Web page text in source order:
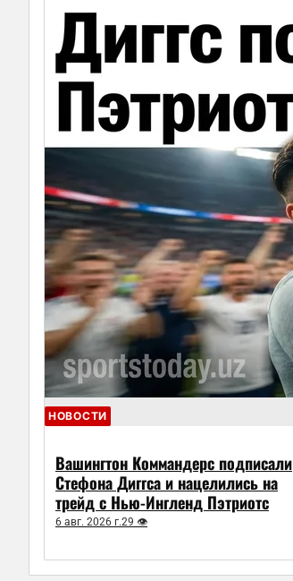
НОВОСТИ
Вашингтон Коммандерс подписали
Стефона Диггса и нацелились на
трейд с Нью-Ингленд Пэтриотс
6 авг. 2026 г.29 👁